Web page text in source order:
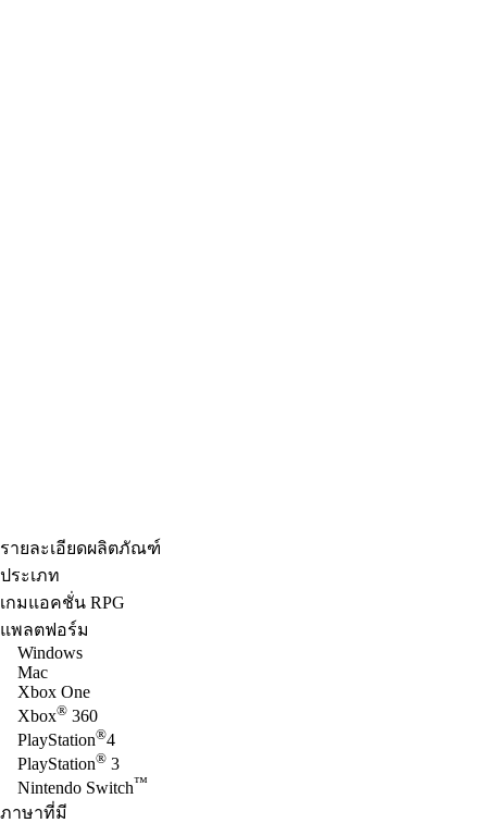
รายละเอียดผลิตภัณฑ์
ประเภท
เกมแอคชั่น RPG
แพลตฟอร์ม
Windows
Mac
Xbox One
Xbox® 360
PlayStation®4
PlayStation® 3
Nintendo Switch™
ภาษาที่มี